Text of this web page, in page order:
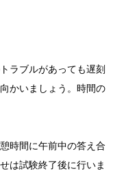
ラブルがあっても遅刻
かいましょう。時間の
時間に午前中の答え合
は試験終了後に行いま